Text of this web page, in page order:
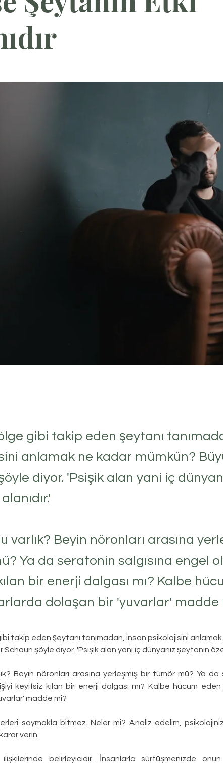
gibi takip eden şeytanı
anlamak ne kadar mümkün?
diyor. 'Psişik alan yani iç
varlık? Beyin nöronları arasına
Ya da seratonin salgısına engel
bir enerji dalgası mı? Kalbe
dolaşan bir 'yuvarlar' madde
takip eden şeytanı tanımadan, insan psikolojisini
Schoun şöyle diyor. 'Psişik alan yani iç dünyanız şeytanın
Beyin nöronları arasına yerleşmiş bir tümör mü? Ya da
keyifsiz kılan bir enerji dalgası mı? Kalbe hücum
madde mi?
saymakla bitmez. Neler mi? Analiz edelim,
verin.
belirleyicidir. İnsanlarla sürtüşmenizde onun